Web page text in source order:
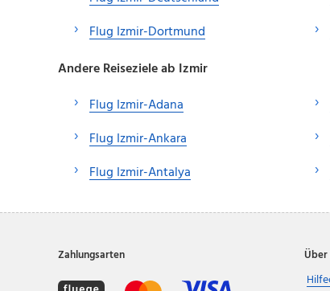
Flug Izmir-Dortmund
Andere Reiseziele ab Izmir
Flug Izmir-Adana
Flug Izmir-Ankara
Flug Izmir-Antalya